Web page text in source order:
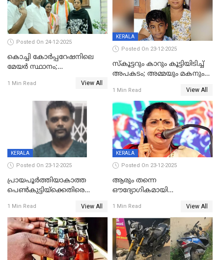
Posted On 24-12-2025
കൊച്ചി കോര്‍പ്പറേഷനിലെ
മേയര്‍ സ്ഥാനം;
രൂക്ഷം
1 Min Read View All
KERALA
Posted On 23-12-2025
സ്കൂട്ടറും കാറും കൂട്ടിയിടിച്ച്
അപകടം; അമ്മയും മകനും
ഗുരുതരാവസ്ഥയിൽ
1 Min Read View All
KERALA
Posted On 23-12-2025
പ്രായപൂർത്തിയാകാത്ത
പെൺകുട്ടിയ്ക്കെതിരെ
59 വർഷം തടവും 90,൦൦൦ രൂപ
പിഴയും ശിക്ഷ
1 Min Read View All
KERALA
Posted On 23-12-2025
ആരും തന്നെ
ഔദ്യോഗികമായി
കണ്ടെത്താൻ ഇന്ന് കോർ
കമ്മിറ്റി കൂടിയില്ല';
അതൃപ്തിയുമായി ദീപ്തി മേരി
വർഗീസ്
1 Min Read View All